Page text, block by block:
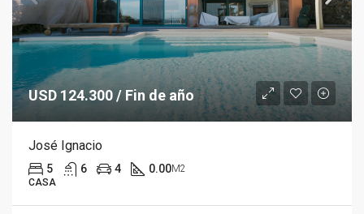
USD 124.300 / Fin de año
José Ignacio
5 6 4 0.00M2
CASA